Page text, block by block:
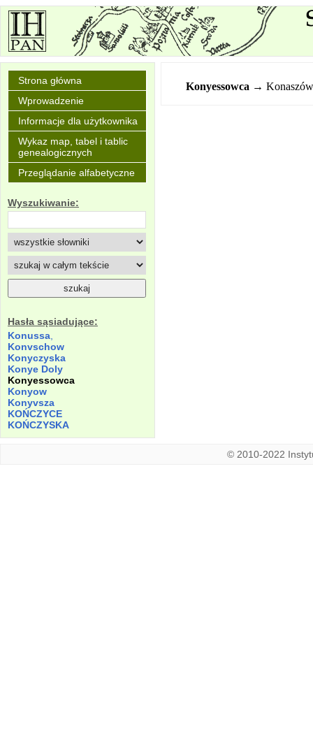
Strona główna
Wprowadzenie
Informacje dla użytkownika
Wykaz map, tabel i tablic
genealogicznych
Przeglądanie alfabetyczne
Wyszukiwanie:
Hasła sąsiadujące:
Konussa
Konvschow
Konyczyska
Konye Doly
Konyessowca
Konyow
Konyvsza
KOŃCZYCE
KOŃCZYSKA
Konyessowca →
© 2010-2022